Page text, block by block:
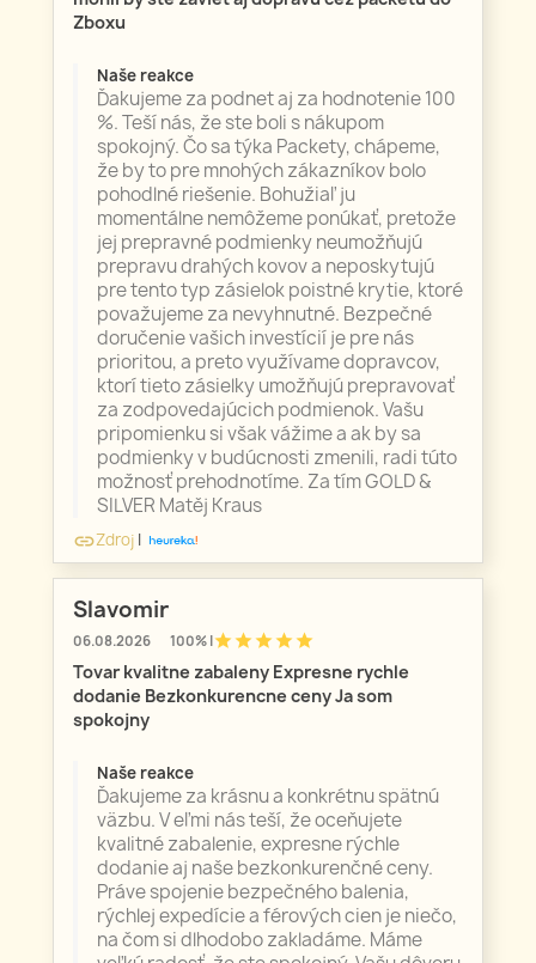
Zboxu
Naše reakce
Ďakujeme za podnet aj za hodnotenie 100
%. Teší nás, že ste boli s nákupom
spokojný. Čo sa týka Packety, chápeme,
že by to pre mnohých zákazníkov bolo
pohodlné riešenie. Bohužiaľ ju
momentálne nemôžeme ponúkať, pretože
jej prepravné podmienky neumožňujú
prepravu drahých kovov a neposkytujú
pre tento typ zásielok poistné krytie, ktoré
považujeme za nevyhnutné. Bezpečné
doručenie vašich investícií je pre nás
prioritou, a preto využívame dopravcov,
ktorí tieto zásielky umožňujú prepravovať
za zodpovedajúcich podmienok. Vašu
pripomienku si však vážime a ak by sa
podmienky v budúcnosti zmenili, radi túto
možnosť prehodnotíme. Za tím GOLD &
SILVER Matěj Kraus
linkZdroj |
Slavomir
06.08.2026 100% |starstarstarstarstar
Tovar kvalitne zabaleny Expresne rychle
dodanie Bezkonkurencne ceny Ja som
spokojny
Naše reakce
Ďakujeme za krásnu a konkrétnu spätnú
väzbu. V eľmi nás teší, že oceňujete
kvalitné zabalenie, expresne rýchle
dodanie aj naše bezkonkurenčné ceny.
Práve spojenie bezpečného balenia,
rýchlej expedície a férových cien je niečo,
na čom si dlhodobo zakladáme. Máme